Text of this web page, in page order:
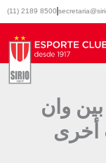
para
conteúdo
(11) 2189 8500
وان
أخرى